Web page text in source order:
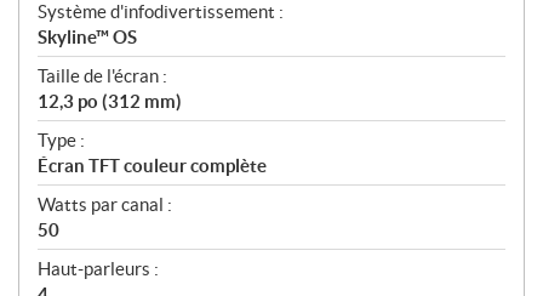
Système d'infodivertissement :
Skyline™ OS
Taille de l'écran :
12,3 po (312 mm)
Type :
Écran TFT couleur complète
Watts par canal :
50
Haut-parleurs :